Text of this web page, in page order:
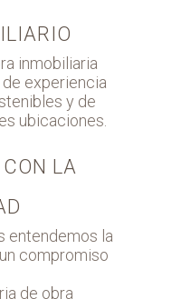
inmobiliaria
experiencia
y de
ubicaciones.
LA
entendemos la
compromiso
de obra